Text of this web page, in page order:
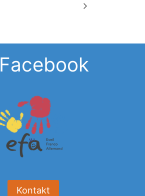
Facebook
Kontakt